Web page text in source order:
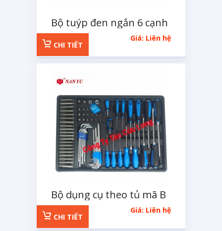
Bộ tuýp đen ngắn 6 cạnh
1/2 inchs 14 chi tiếtGiá: Liên hệ
CHI TIẾT
Bộ dụng cụ theo tủ mã B
75 chi tiết
Giá: Liên hệ
CHI TIẾT